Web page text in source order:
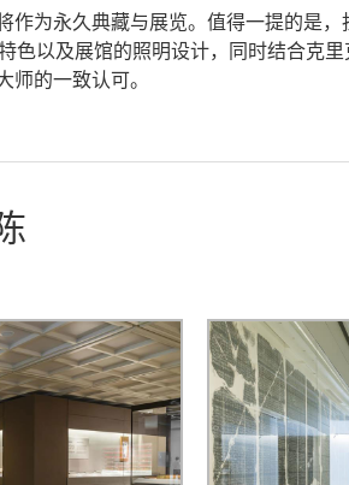
作为永久典藏与展览。值得一提的是
以及展馆的照明设计，同时结合克
的一致认可。